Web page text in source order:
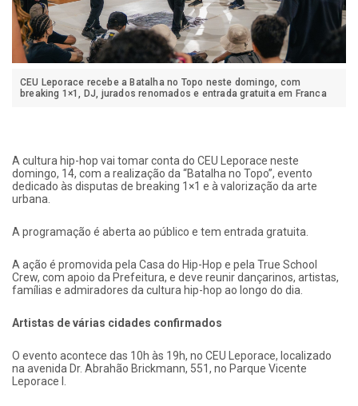
CEU Leporace recebe a Batalha no Topo neste domingo, com
breaking 1×1, DJ, jurados renomados e entrada gratuita em Franca
A cultura hip-hop vai tomar conta do CEU Leporace neste
domingo, 14, com a realização da “Batalha no Topo”, evento
dedicado às disputas de breaking 1×1 e à valorização da arte
urbana.
A programação é aberta ao público e tem entrada gratuita.
A ação é promovida pela Casa do Hip-Hop e pela True School
Crew, com apoio da Prefeitura, e deve reunir dançarinos, artistas,
famílias e admiradores da cultura hip-hop ao longo do dia.
Artistas de várias cidades confirmados
O evento acontece das 10h às 19h, no CEU Leporace, localizado
na avenida Dr. Abrahão Brickmann, 551, no Parque Vicente
Leporace I.